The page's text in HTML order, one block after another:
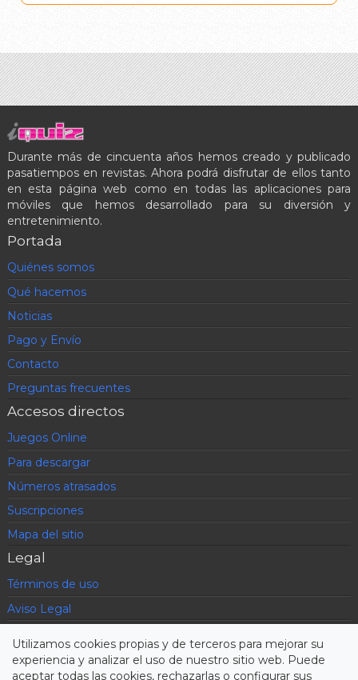
Durante más de cincuenta años hemos creado y publicado
pasatiempos en revistas. Ahora podrá disfrutar de ellos tanto
en esta página web como en todas las aplicaciones para
móviles que hemos desarrollado para su diversión y
entretenimiento.
Portada
Quiénes somos
Qué hacemos
Noticias
Pago y Envío
Contacto
Preguntas frecuentes
Accesos directos
Juegos Online
Para descargar
Números atrasados
Suscripciones
Mapa del sitio
Legal
Términos de uso
Aviso Legal
Condiciones contratación
Utilizamos cookies propias y de terceros para mejorar su
experiencia y analizar el uso de nuestro sitio web. Puede
aceptar todas las cookies, rechazarlas o configurar sus